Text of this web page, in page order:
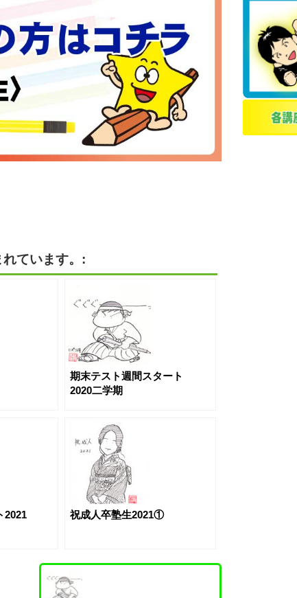
ています。:
期末テスト週間スタート
2020二学期
2021
祝成人卒塾生2021①